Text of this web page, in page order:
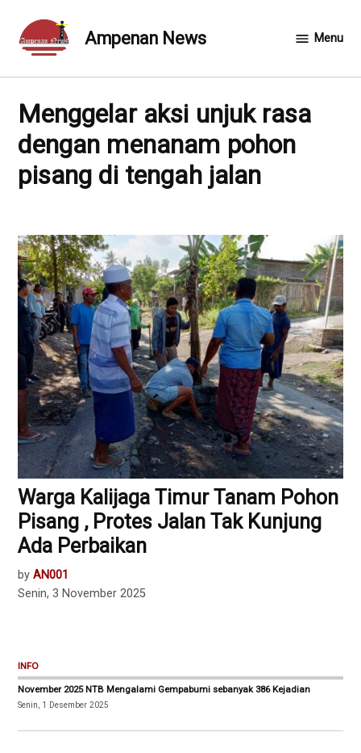
content
Ampenan News Menu
menggelar aksi unjuk rasa
dengan menanam pohon
pisang di tengah jalan
Warga Kalijaga Timur Tanam Pohon
Pisang , Protes Jalan Tak Kunjung
Ada Perbaikan
by AN001
Senin, 3 November 2025
INFO
November 2025 NTB Mengalami Gempabumi sebanyak 386 Kejadian
Senin, 1 Desember 2025